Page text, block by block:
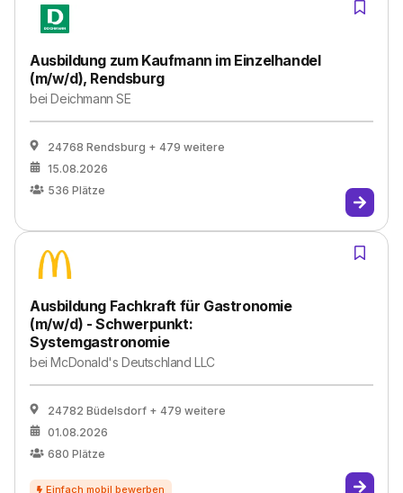
Ausbildung zum Kaufmann im Einzelhandel
(m/w/d), Rendsburg
beiDeichmann SE
24768 Rendsburg + 479 weitere
15.08.2026
536 Plätze
Ausbildung Fachkraft für Gastronomie
(m/w/d) - Schwerpunkt:
Systemgastronomie
beiMcDonald's Deutschland LLC
24782 Büdelsdorf + 479 weitere
01.08.2026
680 Plätze